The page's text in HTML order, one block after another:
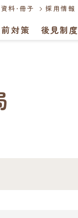
料・冊子 採用情報
対策
後見制度